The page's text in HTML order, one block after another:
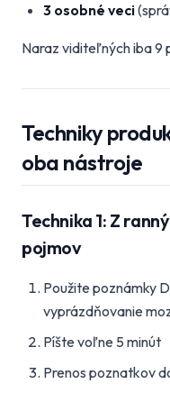
3 osobné veci
Naraz viditeľných iba 9
Techniky
oba nástroje
Technika 1: Z
pojmov
Použite poznámky
vyprázdňovanie
Píšte voľne 5 minút
Prenos poznatkov